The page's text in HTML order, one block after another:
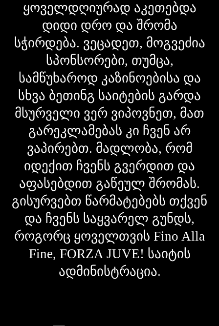
ყოველდღიურად აკეთებდა
დიდი დრო და შრომა
სჭირდება. ვეცადეთ, მოგვეძია
სპონსორები, თუმცა,
სამწუხაროდ კაზინოებისა და
სხვა ბეთინგ საიტების გარდა
მსურველი ვერ ვიპოვნეთ, მათ
გარეკლამებას კი ჩვენ არ
ვაპირებთ. მადლობა, რომ
იდექით ჩვენს გვერდით და
აფასებდით გაწეულ შრომას.
გისურვებთ წარმატებებს თქვენ
და ჩვენს საყვარელ გუნდს,
როგორც ყოველთვის Fino Alla
Fine, FORZA JUVE! საიტის
ადმინისტრაცია.